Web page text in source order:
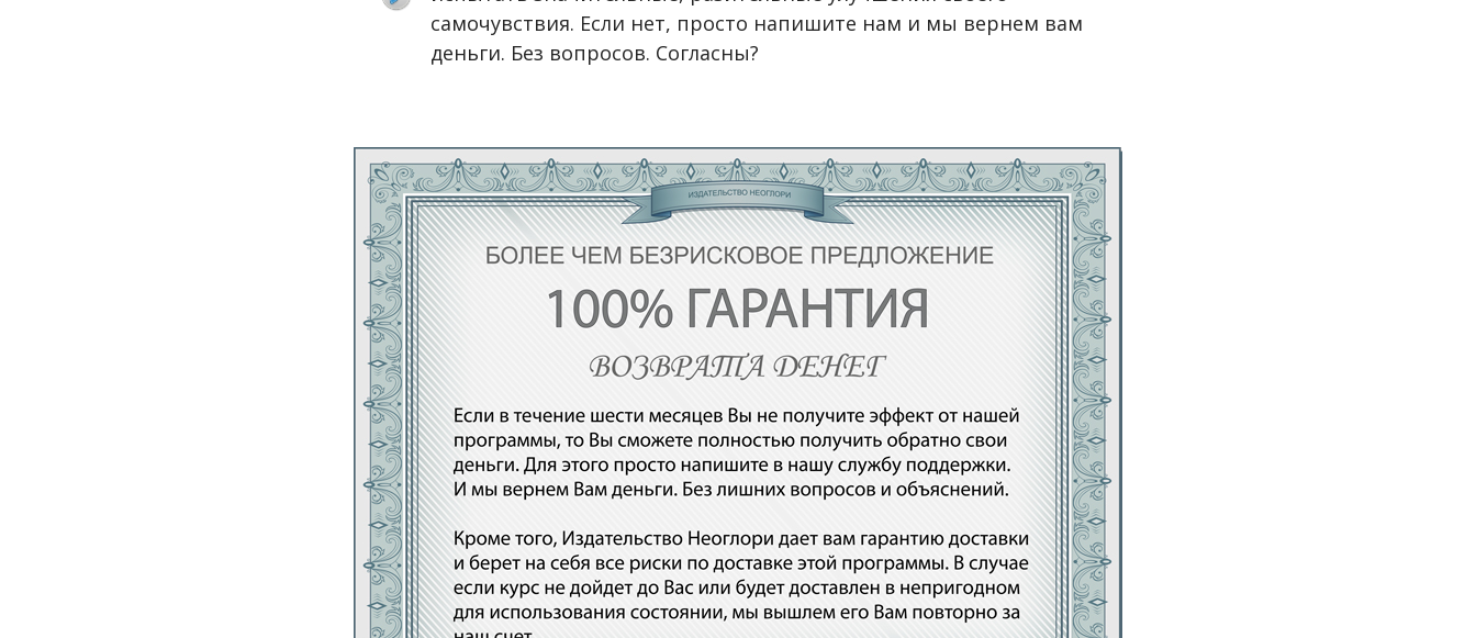
самочувствия. Если нет, просто напишите нам и мы вернем вам
деньги. Без вопросов. Согласны?